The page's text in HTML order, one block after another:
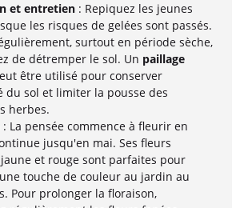
et entretien : Repiquez les jeunes
les risques de gelées sont passés.
surtout en période sèche,
de détremper le sol. Un paillage
être utilisé pour conserver
du sol et limiter la pousse des
herbes.
: La pensée commence à fleurir en
jusqu'en mai. Ses fleurs
et rouge sont parfaites pour
touche de couleur au jardin au
Pour prolonger la floraison,